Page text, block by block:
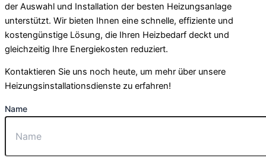
der Auswahl und Installation der besten Heizungsanlage
unterstützt. Wir bieten Ihnen eine schnelle, effiziente und
kostengünstige Lösung, die Ihren Heizbedarf deckt und
gleichzeitig Ihre Energiekosten reduziert.
Kontaktieren Sie uns noch heute, um mehr über unsere
Heizungsinstallationsdienste zu erfahren!
Name